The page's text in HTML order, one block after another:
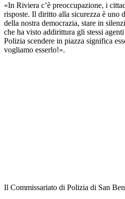
«In Riviera c’è preoccupazione, i
risposte. Il diritto alla sicurezza è uno
della nostra democrazia, stare in
che ha visto addirittura gli stessi
Polizia scendere in piazza significa
vogliamo esserlo!».
Il Commissariato di Polizia di San